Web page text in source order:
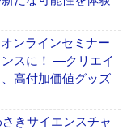
ンラインセミナー
ンスに！ ―クリエイ
高付加価値グッズ
きサイエンスチャ